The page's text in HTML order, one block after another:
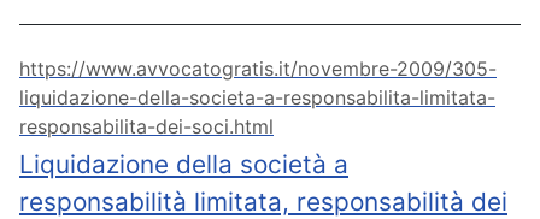
Liquidazione della società a
responsabilità limitata, responsabilità dei
https://www.avvocatogratis.it/novembre-2009/305-
liquidazione-della-societa-a-responsabilita-limitata-
responsabilita-dei-soci.html